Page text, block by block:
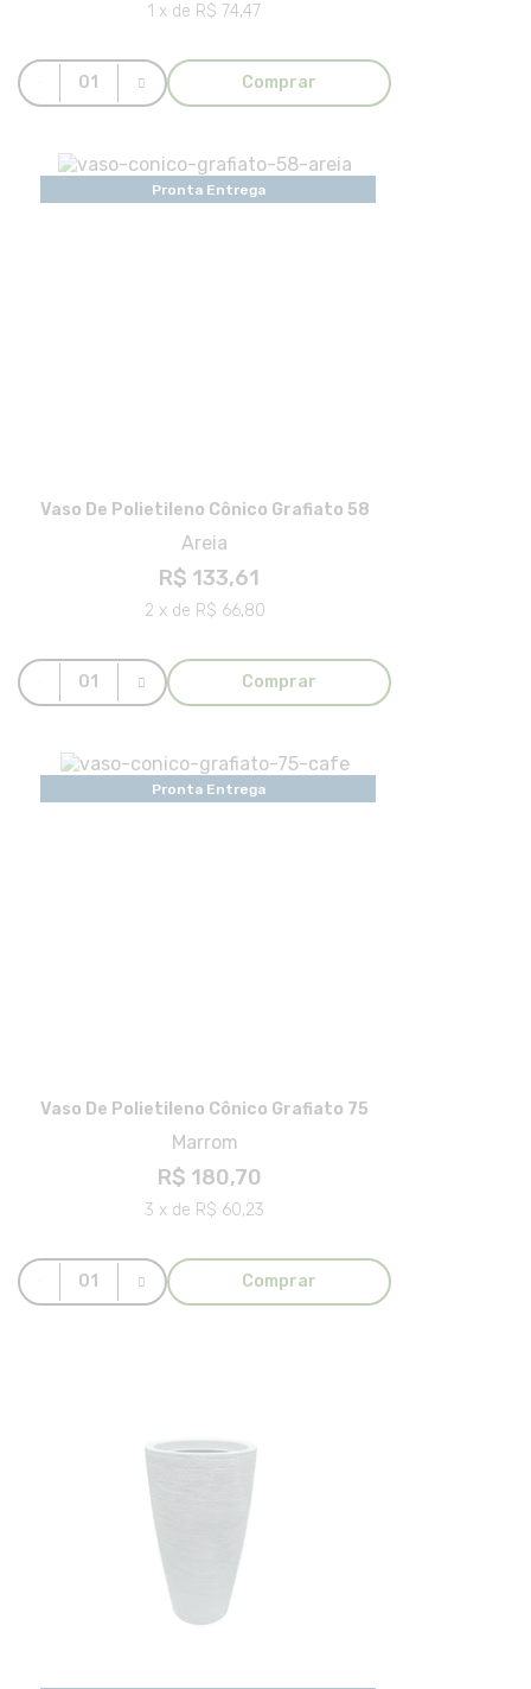
1 x de R$ 74,47
Comprar
Pronta Entrega
Vaso De Polietileno Cônico Grafiato 58
Areia
R$ 133,61
2 x de R$ 66,80
Comprar
Pronta Entrega
Vaso De Polietileno Cônico Grafiato 75
Marrom
R$ 180,70
3 x de R$ 60,23
Comprar